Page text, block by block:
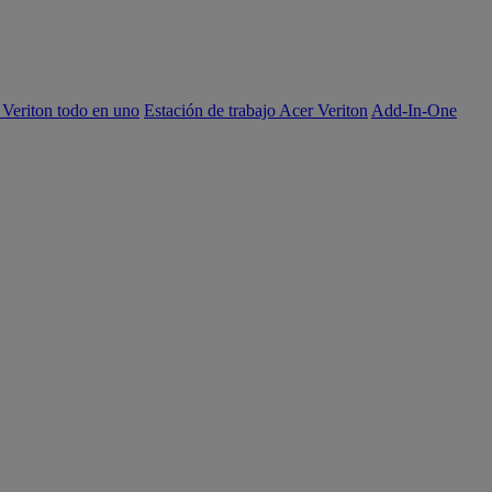
todo en uno Estación de trabajo Acer Veriton Add-In-One